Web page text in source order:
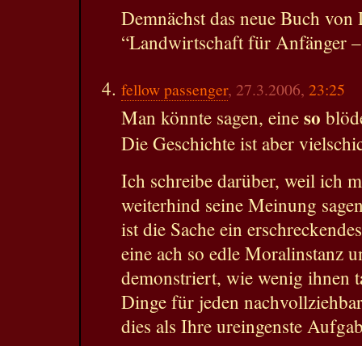
Demnächst das neue Buch
“Landwirtschaft für Anfänger
fellow passenger, 27.3.2006, 23:25
Man könnte sagen, eine so
Die Geschichte ist aber
Ich schreibe darüber, weil ich
weiterhind seine Meinung
ist die Sache ein
eine ach so edle Moralinstanz
demonstriert, wie wenig ihnen
Dinge für jeden
dies als Ihre ureingenste